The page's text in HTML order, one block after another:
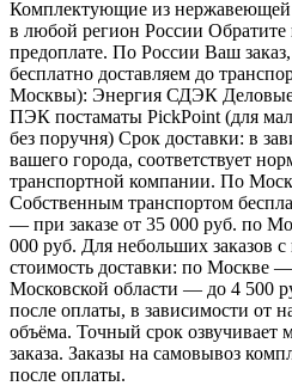
Комплектующие из
в любой регион России
предоплате. По России Ваш
бесплатно доставляем до
Москвы): Энергия СДЭК
ПЭК постаматы PickPoint (для
без поручня) Срок доставки: в
вашего города, соответствует
транспортной компании. По
Собственным транспортом
— при заказе от 35 000 руб. по
000 руб. Для небольших заказов
стоимость доставки: по Москве
Московской области — до 4 500
после оплаты, в зависимости от
объёма. Точный срок озвучивает
заказа. Заказы на самовывоз
после оплаты.